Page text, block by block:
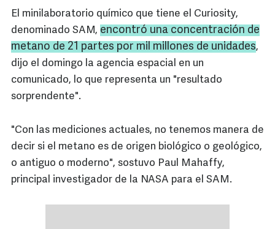
El minilaboratorio químico que tiene el Curiosity,
denominado SAM, encontró una concentración de
metano de 21 partes por mil millones de unidades,
dijo el domingo la agencia espacial en un
comunicado, lo que representa un "resultado
sorprendente".
"Con las mediciones actuales, no tenemos manera de
decir si el metano es de origen biológico o geológico,
o antiguo o moderno", sostuvo Paul Mahaffy,
principal investigador de la NASA para el SAM.